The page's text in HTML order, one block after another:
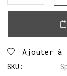
Ajouter à
SKU: